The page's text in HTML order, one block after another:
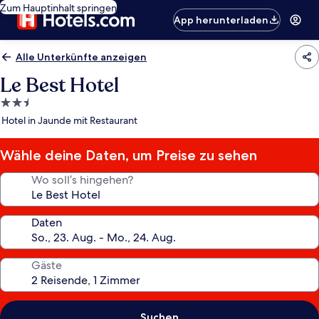
Zum Hauptinhalt springen
App herunterladen
Alle Unterkünfte anzeigen
Le Best Hotel
2.5-
Sterne-
Hotel in Jaunde mit Restaurant
Wähle deine Daten, um Preise zu sehen
Wo soll’s hingehen?
Daten
Gäste